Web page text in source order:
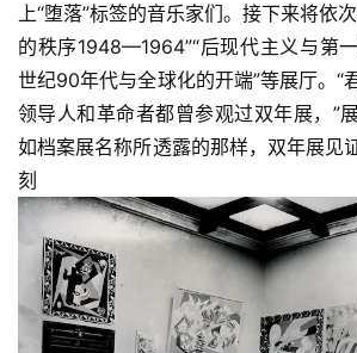
上“堕落”标签的音乐家们。接下来将依
的秩序1948—1964”“后现代主义与第
世纪90年代与全球化的开端”等展厅。“
领导人和革命者都曾参观过双年展，”
如档案展名称所透露的那样，双年展见
刻